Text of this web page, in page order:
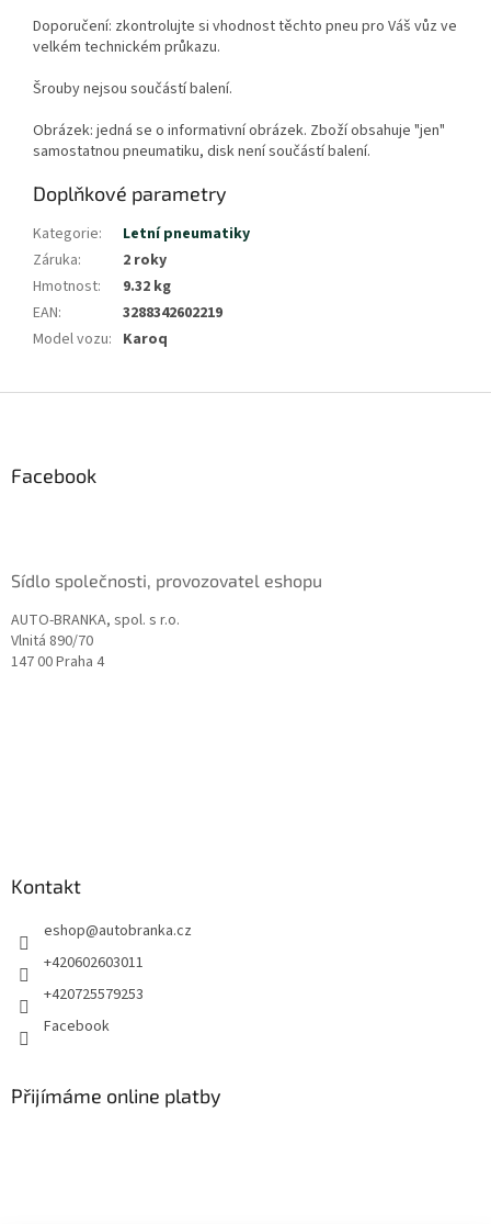
Doporučení: zkontrolujte si vhodnost těchto pneu pro Váš vůz ve
velkém technickém průkazu.
Šrouby nejsou součástí balení.
Obrázek: jedná se o informativní obrázek. Zboží obsahuje "jen"
samostatnou pneumatiku, disk není součástí balení.
Doplňkové parametry
Kategorie:
Letní pneumatiky
Záruka:
2 roky
Hmotnost:
9.32 kg
EAN:
3288342602219
Model vozu: Karoq
Facebook
Sídlo společnosti, provozovatel eshopu
AUTO-BRANKA, spol. s r.o.
Vlnitá 890/70
147 00 Praha 4
Kontakt
eshop@autobranka.cz
+420602603011
+420725579253
Facebook
Přijímáme online platby